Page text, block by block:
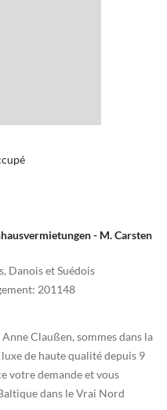
- M. Carsten
Danois et Suédois
: 201148
Claußen, sommes dans la
de haute qualité depuis 9
votre demande et vous
dans le Vrai Nord